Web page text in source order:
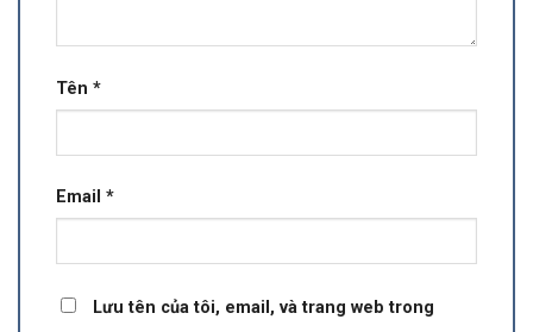
Tên *
Email *
Lưu tên của tôi, email, và trang web trong